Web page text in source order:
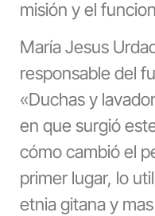
misión y el
María Jesus
responsable del
«Duchas y
en que surgió
cómo cambió el
primer lugar, lo
etnia gitana y